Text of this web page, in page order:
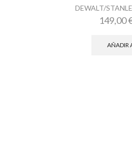
DEWALT/
149,00
AÑADIR